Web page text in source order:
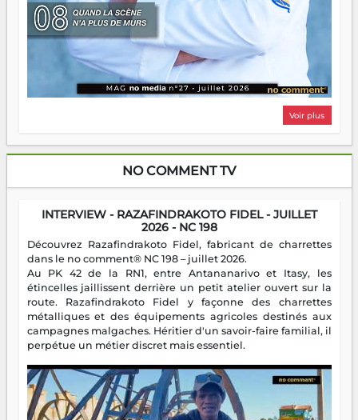
Voir plus
NO COMMENT TV
INTERVIEW - RAZAFINDRAKOTO FIDEL - JUILLET
2026 - NC 198
Découvrez Razafindrakoto Fidel, fabricant de charrettes
dans le no comment® NC 198 – juillet 2026.
Au PK 42 de la RN1, entre Antananarivo et Itasy, les
étincelles jaillissent derrière un petit atelier ouvert sur la
route. Razafindrakoto Fidel y façonne des charrettes
métalliques et des équipements agricoles destinés aux
campagnes malgaches. Héritier d'un savoir-faire familial, il
perpétue un métier discret mais essentiel.